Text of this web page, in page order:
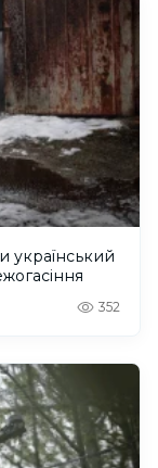
український
352